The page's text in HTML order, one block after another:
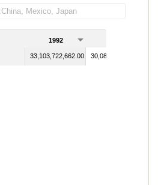
1992
33,103,722,662.00 30,088,075,077.00